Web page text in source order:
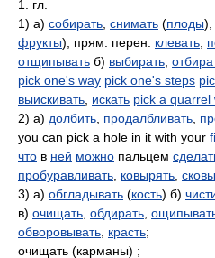
1. гл.
1) а) собирать снимать (плоды),
фрукты), прям. перен. клевать
отщипывать б) выбирать
pick one's way pick one's steps
выискивать искать pick a quarrel
2) а) долбить продалбливать
you can pick a hole in it with your
что в ней можно пальцем
пробуравливать ковырять
3) а) обгладывать (кость) б)
в) очищать обдирать
обворовывать красть;
очищать (карманы) ;